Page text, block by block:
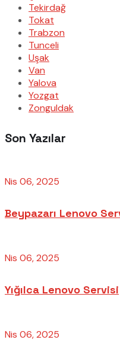
Tekirdağ
Tokat
Trabzon
Tunceli
Uşak
Van
Yalova
Yozgat
Zonguldak
Son Yazılar
Nis 06, 2025
Beypazarı Lenovo
Nis 06, 2025
Yığılca Lenovo Servisi
Nis 06, 2025